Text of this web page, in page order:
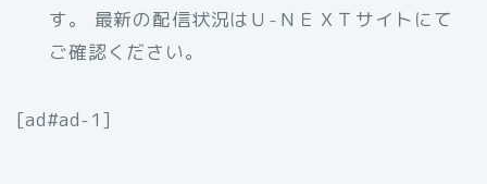
す。 最新の配信状況はＵ-ＮＥＸＴサイトにて
ご確認ください。
[ad#ad-1]